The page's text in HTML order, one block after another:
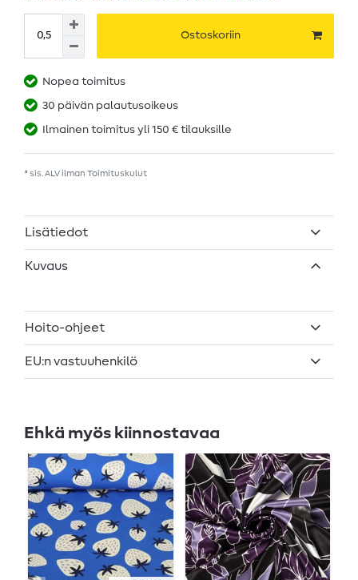
Ostoskoriin
Nopea toimitus
30 päivän palautusoikeus
Ilmainen toimitus yli 150 € tilauksille
* sis. ALV ilman Toimituskulut
Lisätiedot
Kuvaus
Hoito-ohjeet
EU:n vastuuhenkilö
Ehkä myös kiinnostavaa